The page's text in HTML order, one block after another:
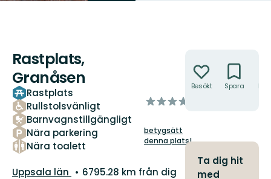
Rastplats,
Granåsen
Rastplats
Rullstolsvänligt
Barnvagnstillgängligt
Nära parkering
Nära toalett
av
stjärnor
betygsätt
denna plats!
Län:
Uppsala län
6795.28 km från dig
Besökt Spara
Ta dig hit
med